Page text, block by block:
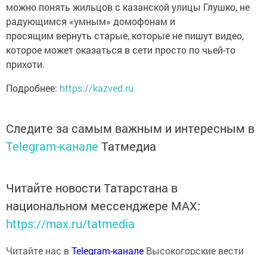
можно понять жильцов с казанской улицы Глушко, не
радующимся «умным» домофонам и
просящим вернуть старые, которые не пишут видео,
которое может оказаться в сети просто по чьей-то
прихоти.
Подробнее: https://kazved.ru
Следите за самым важным и интересным в
Telegram-канале Татмедиа
Читайте новости Татарстана в
национальном мессенджере MАХ:
https://max.ru/tatmedia
Читайте нас вTelegram-канале Высокогорские вести